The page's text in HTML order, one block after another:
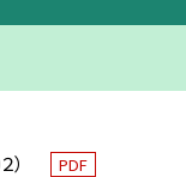
） PDF